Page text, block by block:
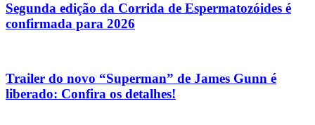
Segunda edição da Corrida de Espermatozóides é
confirmada para 2026
Trailer do novo “Superman” de James Gunn é
liberado: Confira os detalhes!